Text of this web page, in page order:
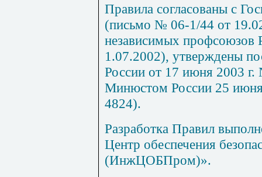
Правила согласованы с
(письмо № 06-1/44 от
независимых
1.07.2002), утверждены
России от 17 июня 2003
Минюстом России 25
4824).
Разработка Правил
Центр обеспечения
(ИнжЦОБПром)».